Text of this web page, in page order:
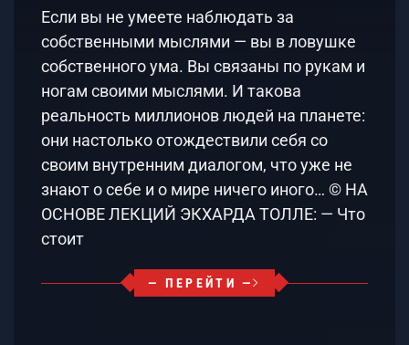
Если вы не умеете наблюдать за
собственными мыслями — вы в ловушке
собственного ума. Вы связаны по рукам и
ногам своими мыслями. И такова
реальность миллионов людей на планете:
они настолько отождествили себя со
своим внутренним диалогом, что уже не
знают о себе и о мире ничего иного… © НА
ОСНОВЕ ЛЕКЦИЙ ЭКХАРДА ТОЛЛЕ: — Что
стоит
— ПЕРЕЙТИ —